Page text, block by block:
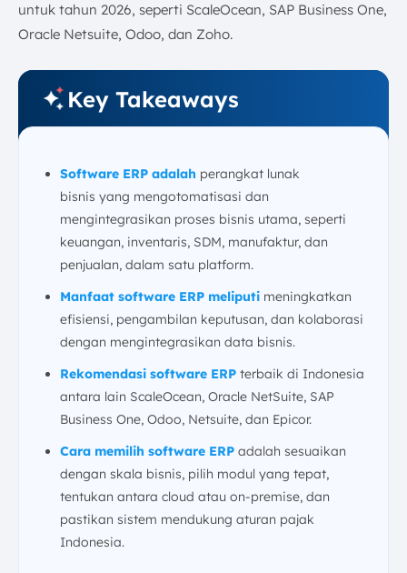
FAQ:
untuk tahun 2026, seperti ScaleOcean, SAP Business One,
Oracle Netsuite, Odoo, dan Zoho.
Key Takeaways
Software ERP adalah perangkat lunak
bisnis yang mengotomatisasi dan
mengintegrasikan proses bisnis utama, seperti
keuangan, inventaris, SDM, manufaktur, dan
penjualan, dalam satu platform.
Manfaat software ERP meliputi meningkatkan
efisiensi, pengambilan keputusan, dan kolaborasi
dengan mengintegrasikan data bisnis.
Rekomendasi software ERP terbaik di Indonesia
antara lain ScaleOcean, Oracle NetSuite, SAP
Business One, Odoo, Netsuite, dan Epicor.
Cara memilih software ERP adalah sesuaikan
dengan skala bisnis, pilih modul yang tepat,
tentukan antara cloud atau on-premise, dan
pastikan sistem mendukung aturan pajak
Indonesia.